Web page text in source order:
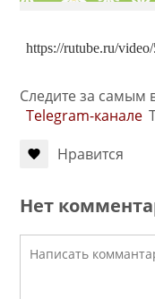
https://rutube.ru/
Следите за
Telegram-канале
Нравится
Нет